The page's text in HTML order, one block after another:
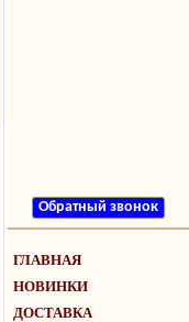
ГЛАВНАЯ
НОВИНКИ
ДОСТАВКА